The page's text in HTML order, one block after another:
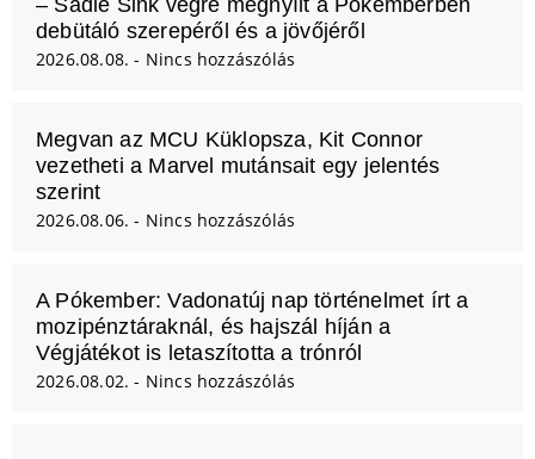
debütáló szerepéről és a jövőjéről
2026.08.08. Nincs hozzászólás
Megvan az MCU Küklopsza, Kit Connor
vezetheti a Marvel mutánsait egy jelentés
szerint
2026.08.06. Nincs hozzászólás
A Pókember: Vadonatúj nap történelmet írt a
mozipénztáraknál, és hajszál híján a
Végjátékot is letaszította a trónról
2026.08.02. Nincs hozzászólás